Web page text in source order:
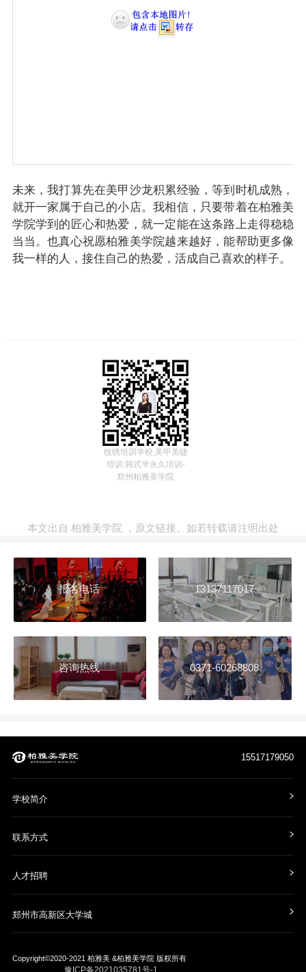
未来，我打算先在美甲沙龙积累经验，等到时机成熟，
就开一家属于自己的小店。我相信，只要带着在柏雅美
学院学到的匠心和热爱，就一定能在这条路上走得稳稳
当当。也真心祝愿柏雅美学院越来越好，能帮助更多像
我一样的人，接住自己的热爱，活成自己喜欢的样子。
纹绣培训学校,美甲美睫
培训,韩式半永久培训-
郑州柏雅美学院
本文出自 柏雅美学院 ， 原文链接。如若转载请注明出处
报名电话 13137117017
咨询热线 0371-60268808
15517179050
学校简介
联系方式
人才招聘
郑州市高新区大学城
Copyright©2020-2021 柏雅美 &柏雅美学院 版权所有